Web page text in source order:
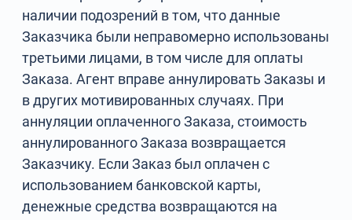
наличии подозрений в том, что данные
Заказчика были неправомерно использованы
третьими лицами, в том числе для оплаты
Заказа. Агент вправе аннулировать Заказы и
в других мотивированных случаях. При
аннуляции оплаченного Заказа, стоимость
аннулированного Заказа возвращается
Заказчику. Если Заказ был оплачен с
использованием банковской карты,
денежные средства возвращаются на